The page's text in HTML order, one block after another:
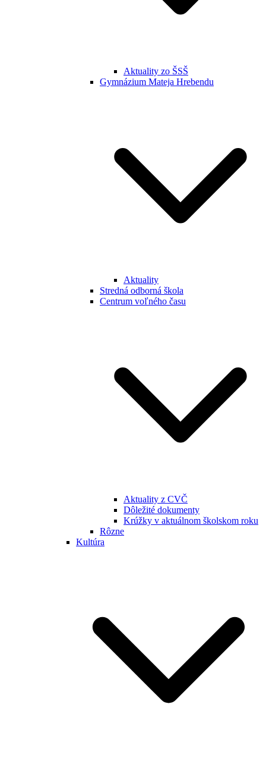
Aktuality zo ŠSŠ
Gymnázium Mateja Hrebendu
Aktuality
Stredná odborná škola
Centrum voľného času
Aktuality z CVČ
Dôležité dokumenty
Krúžky v aktuálnom školskom roku
Rôzne
Kultúra